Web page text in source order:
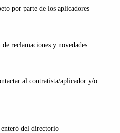
por parte de los aplicadores
reclamaciones y novedades
al contratista/aplicador y/o
enteró del directorio